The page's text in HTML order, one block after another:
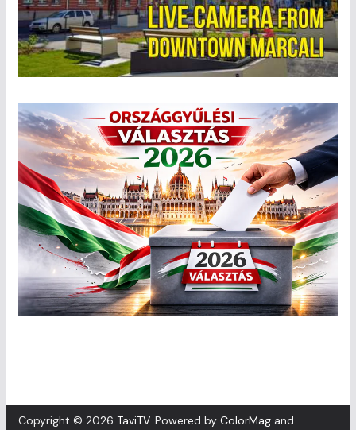
Copyright © 2026 TaviTV. Powered by ColorMagand